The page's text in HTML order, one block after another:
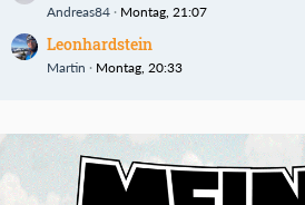
Andreas84 Montag, 21:07
Leonhardstein
Martin Montag, 20:33